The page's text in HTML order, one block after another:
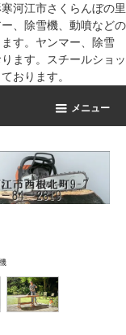
河江市さくらんぼの里
、除雪機、動噴などの
す。ヤンマー、除雪
ます。スチールショッ
おります。
メニュー